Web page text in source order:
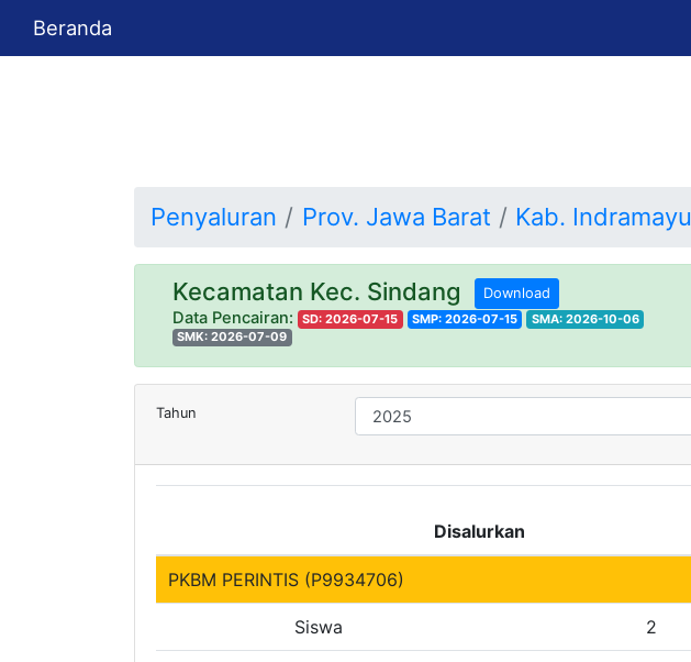
Beranda
Penyaluran Prov. Jawa Barat Kab. Indramayu
Kecamatan Kec. Sindang Download
Data Pencairan: SD: 2026-07-15 SMP: 2026-07-15
SMA: 2026-10-06
SMK: 2026-07-09
Tahun
Disalurkan
PKBM PERINTIS (P9934706)
Siswa 2